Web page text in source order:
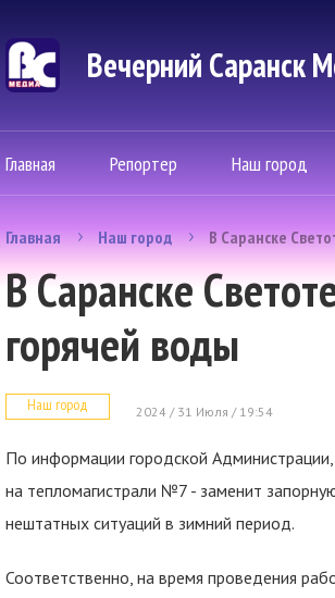
Вечерний Саранск
Главная Репортер Наш город
Главная Наш город В Саранске
В Саранске
горячей воды
Наш город 2024 / 31 Июля / 19:54
По информации городской
на тепломагистрали №7 - заменит
нештатных ситуаций в зимний период.
Соответственно, на время проведения